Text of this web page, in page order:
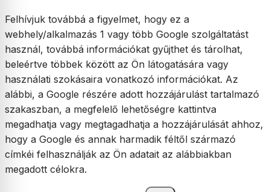
Felhívjuk továbbá a figyelmet, hogy ez a
webhely/alkalmazás 1 vagy több Google szolgáltatást
használ, továbbá információkat gyűjthet és tárolhat,
beleértve többek között az Ön látogatására vagy
használati szokásaira vonatkozó információkat. Az
alábbi, a Google részére adott hozzájárulást tartalmazó
szakaszban, a megfelelő lehetőségre kattintva
megadhatja vagy megtagadhatja a hozzájárulását ahhoz,
hogy a Google és annak harmadik féltől származó
címkéi felhasználják az Ön adatait az alábbiakban
megadott célokra.